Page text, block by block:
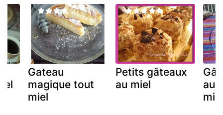
Gateau
magique tout
miel
Petits gâteaux
au miel
au
miel